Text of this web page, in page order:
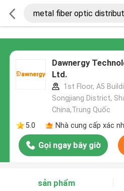
Dawnergy
Ltd.
1st Floor, A5
Songjiang District,
China,Trung Quốc
5.0
Nhà cung cấp xác
Gọi ngay bây giờ
sản phẩm